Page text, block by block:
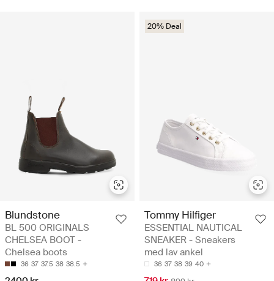
Blundstone
BL 500 ORIGINALS
CHELSEA BOOT -
Chelsea boots
36 37 37.5 38 38.5
20% Deal
Tommy Hilfiger
ESSENTIAL NAUTICAL
SNEAKER - Sneakers
med lav ankel
36 37 38 39 40